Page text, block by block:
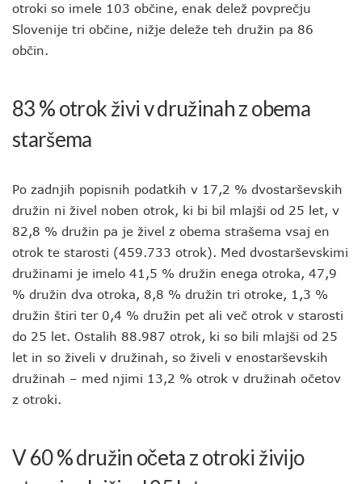
otroki so imele 103 občine, enak delež povprečju
Slovenije tri občine, nižje deleže teh družin pa 86
občin.
83 % otrok živi v družinah z obema
staršema
Po zadnjih popisnih podatkih v 17,2 % dvostarševskih
družin ni živel noben otrok, ki bi bil mlajši od 25 let, v
82,8 % družin pa je živel z obema strašema vsaj en
otrok te starosti (459.733 otrok). Med dvostarševskimi
družinami je imelo 41,5 % družin enega otroka, 47,9
% družin dva otroka, 8,8 % družin tri otroke, 1,3 %
družin štiri ter 0,4 % družin pet ali več otrok v starosti
do 25 let. Ostalih 88.987 otrok, ki so bili mlajši od 25
let in so živeli v družinah, so živeli v enostarševskih
družinah – med njimi 13,2 % otrok v družinah očetov
z otroki.
V 60 % družin očeta z otroki živijo